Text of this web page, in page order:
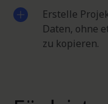
Erstelle
Daten, ohne
zu kopieren.